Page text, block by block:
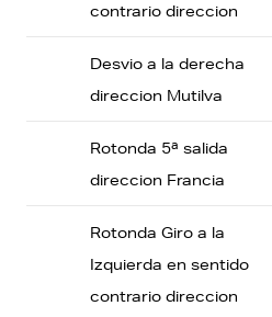
contrario direccion
Desvio a la derecha
direccion Mutilva
Rotonda 5ª salida
direccion Francia
Rotonda Giro a la
Izquierda en sentido
contrario direccion